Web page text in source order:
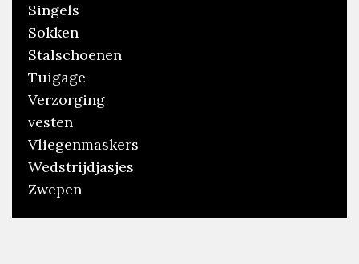
Singels
Sokken
Stalschoenen
Tuigage
Verzorging
vesten
Vliegenmaskers
Wedstrijdjasjes
Zwepen